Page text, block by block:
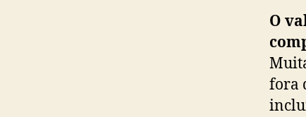
O
fora